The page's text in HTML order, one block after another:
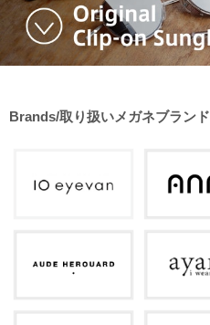
Brands/取り扱いメガネブランド